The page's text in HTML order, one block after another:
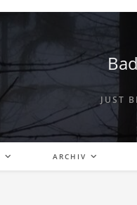
JUST
ARCHIV